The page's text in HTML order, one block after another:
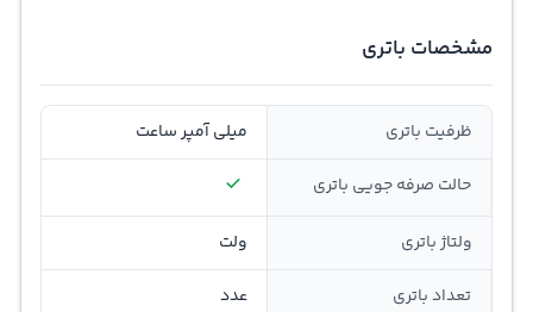
مشخصات باتری
ظرفیت باتری میلی آمپر ساعت
حالت صرفه جویی باتری
ولتاژ باتری ولت
تعداد باتری عدد